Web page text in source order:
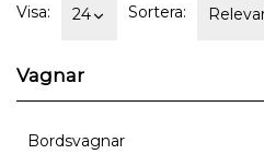
Vagnar
Bordsvagnar
Visa: 24 Sortera: